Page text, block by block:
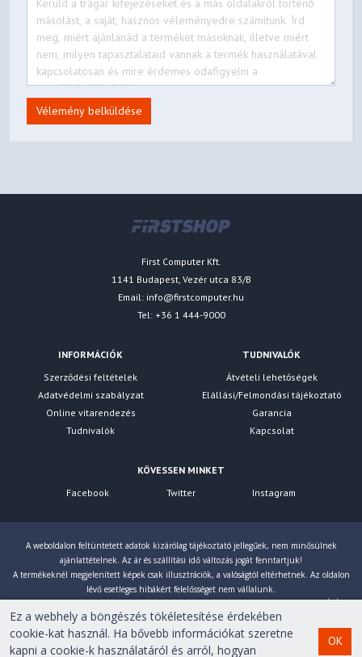
Vélemény belküldése
First Computer Kft.
1141 Budapest, Vezér utca 83/B
Email: info@firstcomputer.hu
Tel: +36 1 444-9000
INFORMÁCIÓK
Szerződési feltételek
Adatvédelmi szabályzat
Online vitarendezés
Tudnivalók
TUDNIVALÓK
Átvételi lehetőségek
Elállási/Felmondási tájékoztató
Garancia
Kapcsolat
KÖVESSEN MINKET
Facebook
Twitter Instagram
A weboldalon feltüntetett adatok kizárólag tájékoztató jellegűek, nem minősülnek
ajánlattételnek. Az ár és szállítási idő változás jogát fenntartjuk!
A termékeknél megjelenített képek csak illusztrációk, a valóságtól eltérhetnek. Az oldalon
lévő esetleges hibákért felelősséget nem vállalunk.
számoljuk!
Ez a webhely a böngészés tökéletesítése érdekében
cookie-kat használ. Ha bővebb információkat szeretne
kapni a cookie-k használatáról és arról, hogyan
OK